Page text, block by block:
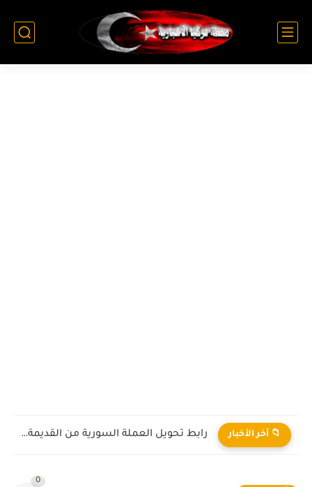
📁 آخر الأخبار رابط تحويل العملة السورية من القديمة إلى الجديدة 2026
0